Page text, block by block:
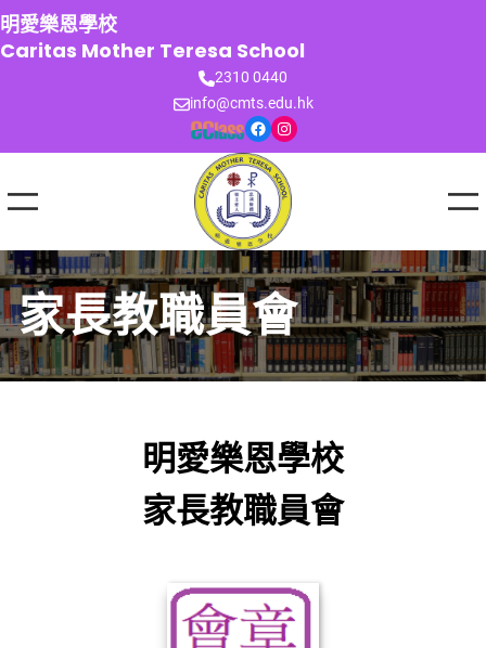
跳
至
主
明愛樂恩學校
Caritas Mother Teresa School
2310 0440
info@cmts.edu.hk
Facebook Instagram
家長教職員會
明愛樂恩學校
家長教職員會